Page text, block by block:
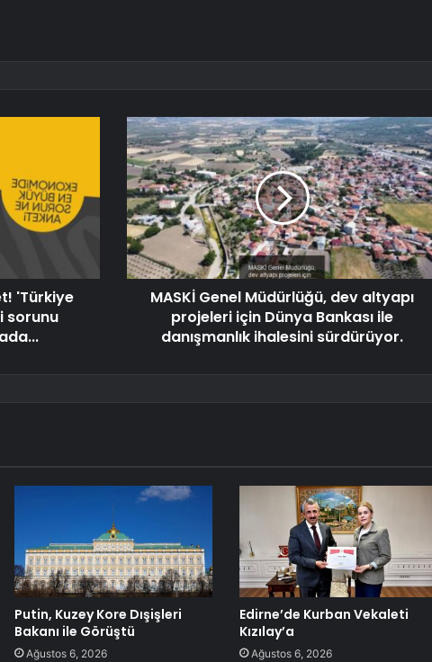
'Türkiye
sorunu
MASKİ Genel Müdürlüğü, dev altyapı
projeleri için Dünya Bankası ile
danışmanlık ihalesini sürdürüyor.
Putin, Kuzey Kore Dışişleri
Bakanı ile Görüştü
Ağustos 6, 2026
Edirne’de Kurban Vekaleti
Kızılay’a
Ağustos 6, 2026